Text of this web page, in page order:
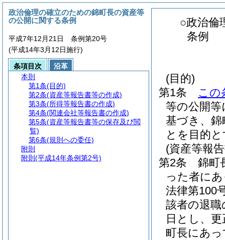
○政治倫
条例
(目的)
第1条
この
等の公開
基づき、
とを目的
(資産等報
第2条
錦町
った者に
法律第100
該者の退
日とし、
町長にあ
政治倫理の確立のための錦町長の資産等
の公開に関する条例
平成7年12月21日 条例第20号
(平成14年3月12日施行)
条項目次
沿革
本則
第1条(目的)
第2条(資産等報告書等の作成)
第3条(所得等報告書の作成)
第4条(関連会社等報告書の作成)
第5条(資産等報告書等の保存及び閲
覧)
第6条(規則への委任)
附則
附則 (平成14年条例第2号)